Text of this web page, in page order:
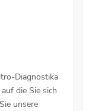
Diagnostika
die Sie sich
unsere